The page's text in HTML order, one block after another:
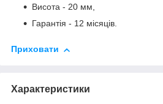
Висота - 20 мм,
Гарантія - 12 місяців.
Приховати
Характеристики